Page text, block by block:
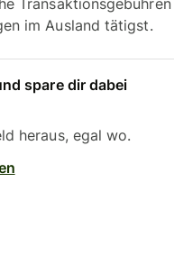
Transaktionsgebühren
im Ausland tätigst.
spare dir dabei
heraus, egal wo.